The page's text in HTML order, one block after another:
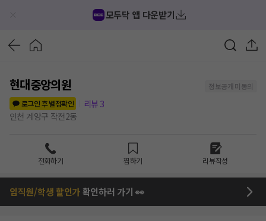
모두닥 앱 다운받기
현대중앙의원
정보공개 미동의
로그인 후 별점확인
리뷰 3
인천 계양구 작전2동
전화하기 찜하기 리뷰작성
임직원/학생 할인가확인하러 가기 👀